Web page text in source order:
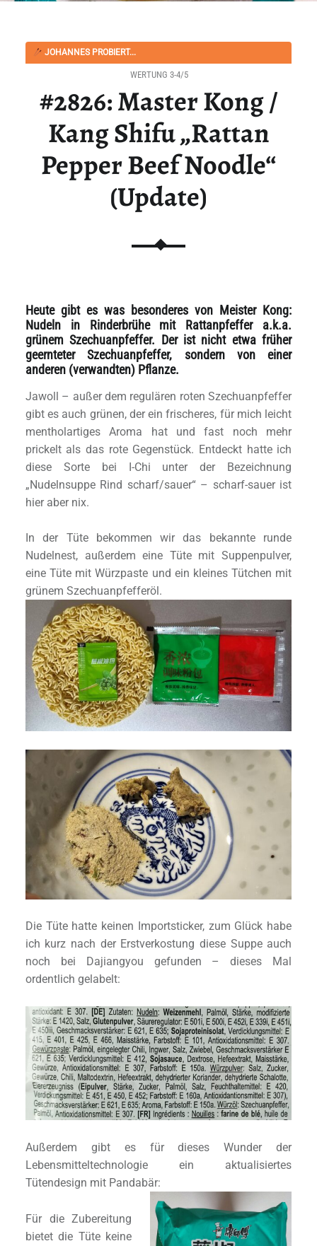
JOHANNES PROBIERT...
#2826: Master Kong /
Kang Shifu „Rattan
Pepper Beef Noodle“
(Update)
WERTUNG 3-4/5
Heute gibt es was besonderes von Meister Kong:
Nudeln in Rinderbrühe mit Rattanpfeffer a.k.a.
grünem Szechuanpfeffer. Der ist nicht etwa früher
geernteter Szechuanpfeffer, sondern von einer
anderen (verwandten) Pflanze.
Jawoll – außer dem regulären roten Szechuanpfeffer
gibt es auch grünen, der ein frischeres, für mich leicht
mentholartiges Aroma hat und fast noch mehr
prickelt als das rote Gegenstück. Entdeckt hatte ich
diese Sorte bei I-Chi unter der Bezeichnung
„Nudelnsuppe Rind scharf/sauer“ – scharf-sauer ist
hier aber nix.
In der Tüte bekommen wir das bekannte runde
Nudelnest, außerdem eine Tüte mit Suppenpulver,
eine Tüte mit Würzpaste und ein kleines Tütchen mit
grünem Szechuanpfefferöl.
Die Tüte hatte keinen Importsticker, zum Glück habe
ich kurz nach der Erstverkostung diese Suppe auch
noch bei Dajiangyou gefunden – dieses Mal
ordentlich gelabelt:
Außerdem gibt es für dieses Wunder der
Lebensmitteltechnologie ein aktualisiertes
Tütendesign mit Pandabär:
Für die Zubereitung
bietet die Tüte keine